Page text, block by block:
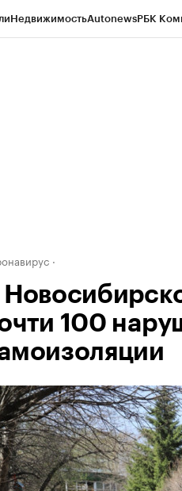
НедвижимостьAutonewsРБК
100